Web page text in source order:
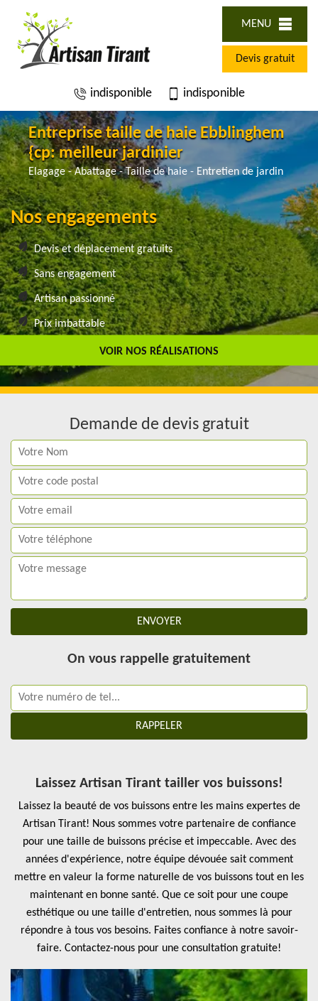
MENU
Devis gratuit
indisponible indisponible
Entreprise taille de haie Ebblinghem
{cp: meilleur jardinier
Elagage - Abattage - Taille de haie - Entretien de jardin
VOIR NOS RÉALISATIONS
Nos engagements
Devis et déplacement gratuits
Sans engagement
Artisan passionné
Prix imbattable
Travail de qualité
Demande de devis gratuit
On vous rappelle gratuitement
Laissez Artisan Tirant tailler vos buissons!
Laissez la beauté de vos buissons entre les mains expertes de
Artisan Tirant! Nous sommes votre partenaire de confiance
pour une taille de buissons précise et impeccable. Avec des
années d'expérience, notre équipe dévouée sait comment
mettre en valeur la forme naturelle de vos buissons tout en les
maintenant en bonne santé. Que ce soit pour une coupe
esthétique ou une taille d'entretien, nous sommes là pour
répondre à tous vos besoins. Faites confiance à notre savoir-
faire. Contactez-nous pour une consultation gratuite!